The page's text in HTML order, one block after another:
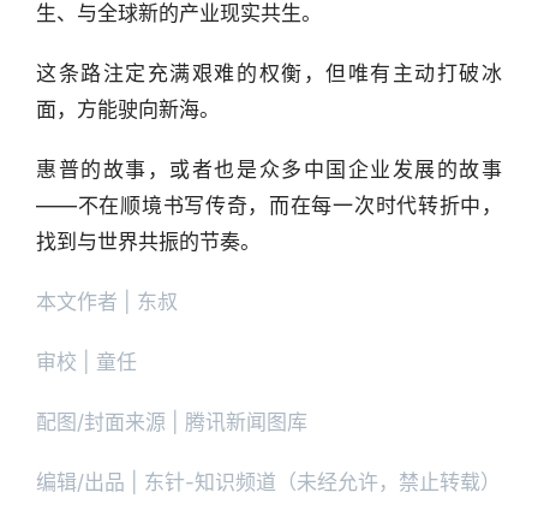
生、与全球新的产业现实共生。
这条路注定充满艰难的权衡，但唯有主动打破冰
面，方能驶向新海。
惠普的故事，或者也是众多中国企业发展的故事
——不在顺境书写传奇，而在每一次时代转折中，
找到与世界共振的节奏。
本文作者 | 东叔
审校 | 童任
配图/封面来源 | 腾讯新闻图库
编辑/出品 | 东针-知识频道（未经允许，禁止转载）